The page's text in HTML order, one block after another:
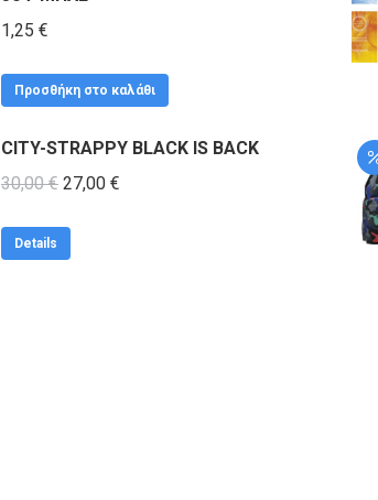
1,25 €
Προσθήκη στο καλάθι
CITY-STRAPPY BLACK IS BACK
30,00€ Original
27,00 €
Details